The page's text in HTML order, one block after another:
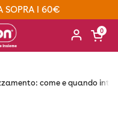
SOPRA I 60€
Apri
0
come e quando